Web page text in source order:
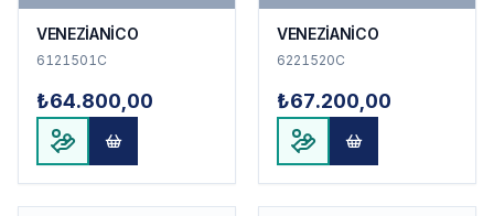
VENEZİANİCO
6121501C
₺64.800,00
VENEZİANİCO
6221520C
₺67.200,00